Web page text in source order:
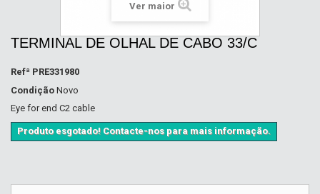
Ver maior
TERMINAL DE OLHAL DE CABO 33/C
Refª PRE331980
Condição Novo
Eye for end C2 cable
Produto esgotado! Contacte-nos para mais informação.